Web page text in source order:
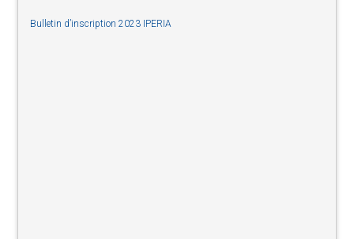
Bulletin d’inscription 2023 IPERIA